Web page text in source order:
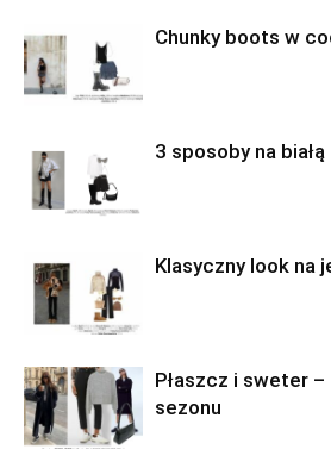
Chunky boots w
3 sposoby na
Klasyczny look na
Płaszcz i sweter
sezonu